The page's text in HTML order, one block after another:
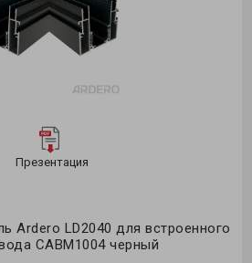
Презентация
Ardero LD2040 для встроенного
CABM1004 черный